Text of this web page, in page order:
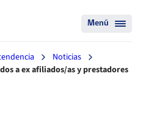
Menú
Noticias
a ex afiliados/as y prestadores